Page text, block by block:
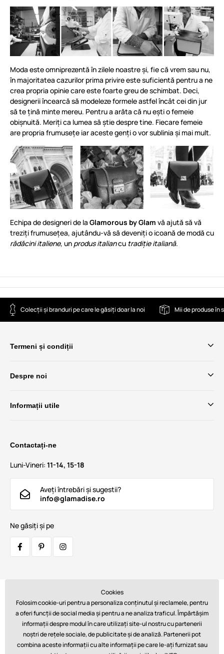
Moda este omniprezentă în zilele noastre și, fie că vrem sau nu,
în majoritatea cazurilor prima privire este suficientă pentru a ne
crea propria opinie care este foarte greu de schimbat. Deci,
designerii încearcă să modeleze formele astfel încât cei din jur
să te țină minte mereu. Pentru a arăta că nu ești o femeie
obișnuită. Meriți ca lumea să știe despre tine. Fiecare femeie
are propria frumusețe iar aceste genți o vor sublinia și mai mult.
Echipa de designeri de la Glamorous by Glam vă ajută să vă
treziți frumusețea, ajutându-vă să deveniți o icoană de modă cu
rădăcini italiene, un produs italiancu tradiție italiană.
Colecții și branduri pe care le găsiți doar la noi Mii de produse în
Termeni și condiții
Despre noi
Informații utile
Contactați-ne
Luni-Vineri: 11-14, 15-18
Aveți întrebări și sugestii?
info@glamadise.ro
Ne găsiți și pe
Plăți:
Cookies
Folosim cookie-uri pentru a personaliza conținutul și reclamele, pentru
a oferi funcții de social media și pentru a ne analiza traficul. Împărtășim
informații despre modul în care utilizați site-ul nostru cu partenerii
noștri de rețele sociale, de publicitate și de analiză. Partenerii pot
combina aceste informații cu alte informații pe care le-ați furnizat sau